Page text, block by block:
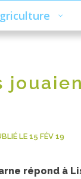
LE 15 FÉV 19
répond à